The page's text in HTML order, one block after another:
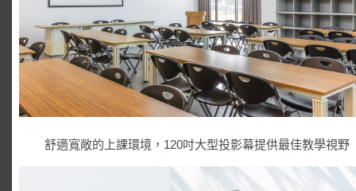
舒適寬敞的上課環境，120吋大型投影幕提供最佳教學視野